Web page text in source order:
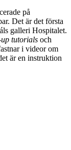
på
Det är det första
galleri Hospitalet.
tutorials och
i videor om
är en instruktion